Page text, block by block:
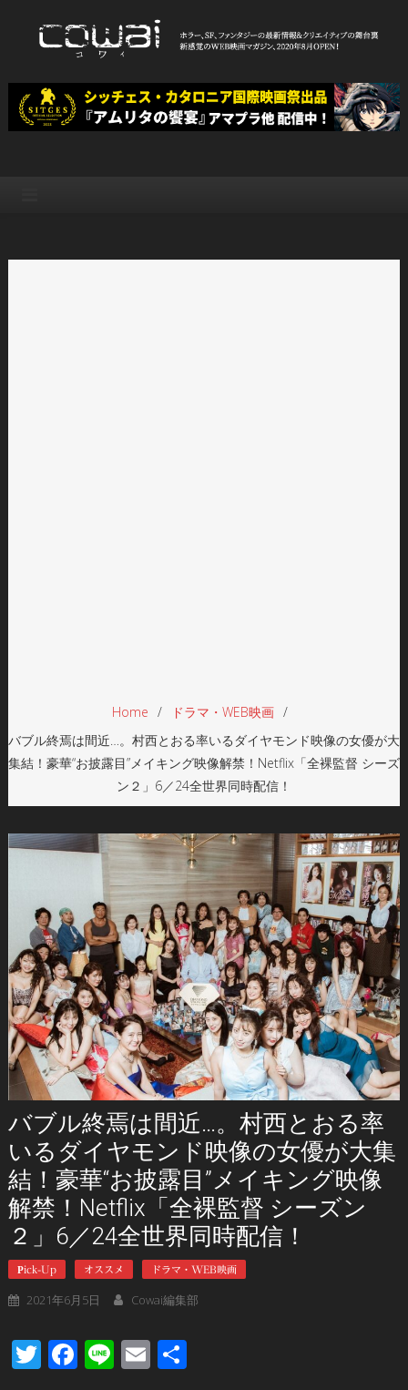
WEB映画マガジン「cowai コ
ワイ」
Home
ドラマ・WEB映画
バブル終焉は間近…。村西とおる率いるダイヤモンド映像の女優が大
集結！豪華“お披露目”メイキング映像解禁！Netflix「全裸監督 シーズ
ン２」6／24全世界同時配信！
バブル終焉は間近…。村西とおる率
いるダイヤモンド映像の女優が大集
結！豪華“お披露目”メイキング映像
解禁！Netflix「全裸監督 シーズン
２」6／24全世界同時配信！
Pick-Up オススメ ドラマ・WEB映画
2021年6月5日 Cowai編集部
Twitter
Facebook
LineEmail